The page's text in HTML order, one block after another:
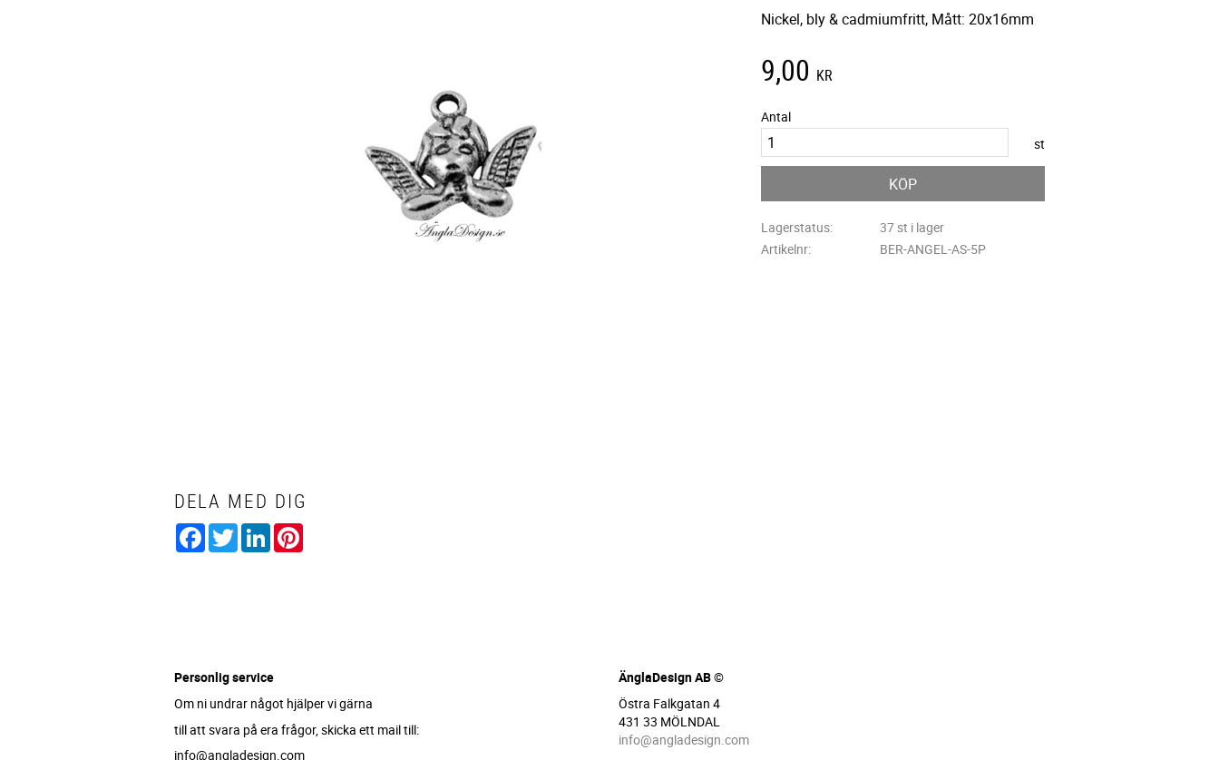
Nickel, bly & cadmiumfritt, Mått: 20x16mm
9,00 KR
Antal
st
KÖP
Lagerstatus
37 st i lager
Artikelnr
BER-ANGEL-AS-5P
DELA MED DIG
Facebook
TwitterLinkedIn
Personlig service
Om ni undrar något hjälper vi gärna
till att svara på era frågor, skicka ett mail till:
info@angladesign.com
ÄnglaDesign AB ©
Östra Falkgatan 4
431 33 MÖLNDAL
info@angladesign.com